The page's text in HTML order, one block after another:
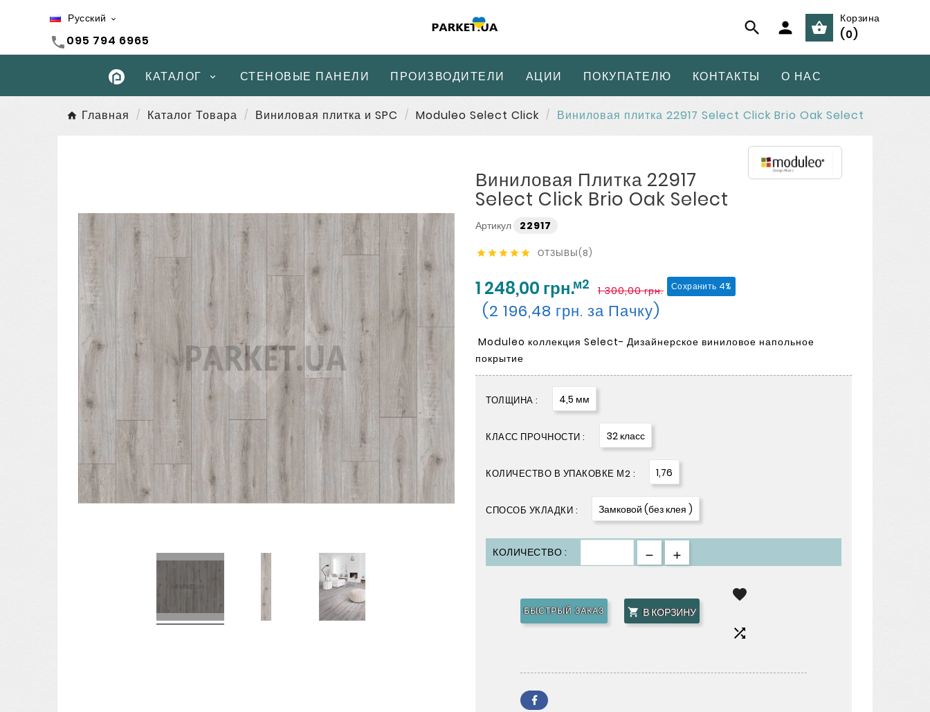
Русский 
call095 794 6965
  
Корзина
(0)
КАТАЛОГ СТЕНОВЫЕ ПАНЕЛИ ПРОИЗВОДИТЕЛИ АЦИИ ПОКУПАТЕЛЮ КОНТАКТЫ О НАС
Главная Каталог Товара Виниловая плитка и SPC Moduleo Select Click Виниловая плитка 22917 Select Click Brio Oak Select
Виниловая Плитка 22917
Select Click Brio Oak Select
Артикул 22917
     ОТЗЫВЫ(8)
1 248,00 грн.м2 1 300,00 грн. Сохранить 4%
(2 196,48 грн. за Пачку)
Moduleo коллекция Select- Дизайнерское виниловое напольное
покрытие
ТОЛЩИНА : 4,5 мм
КЛАСС ПРОЧНОСТИ : 32 класс
КОЛИЧЕСТВО В УПАКОВКЕ М2 : 1,76
СПОСОБ УКЛАДКИ : Замковой (без клея )
КОЛИЧЕСТВО :
 В КОРЗИНУ
БЫСТРЫЙ ЗАКАЗ

